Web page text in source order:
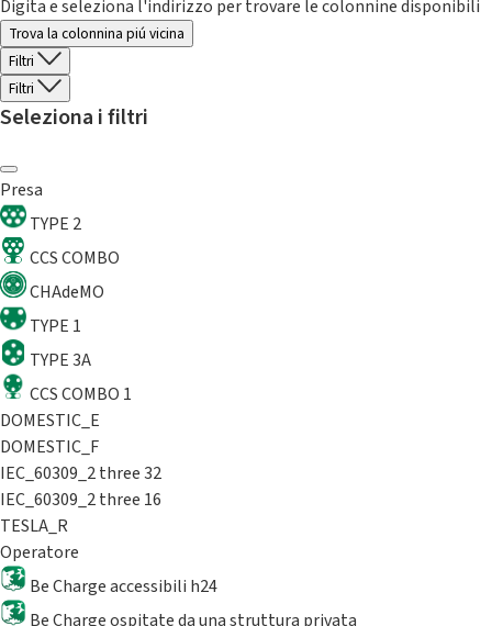
Digita e seleziona l'indirizzo per trovare le colonnine disponibili
Trova la colonnina piú vicina
Filtri
Filtri
Seleziona i filtri
Presa
TYPE 2
CCS COMBO
CHAdeMO
TYPE 1
TYPE 3A
CCS COMBO 1
DOMESTIC_E
DOMESTIC_F
IEC_60309_2 three 32
IEC_60309_2 three 16
TESLA_R
Operatore
Be Charge accessibili h24
Be Charge ospitate da una struttura privata